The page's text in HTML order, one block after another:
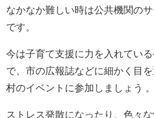
なかなか難しい時は公共機関の
です。
今は子育て支援に力を入れてい
で、市の広報誌などに細かく目
村のイベントに参加しましょう 。
ストレス発散になったり、色々